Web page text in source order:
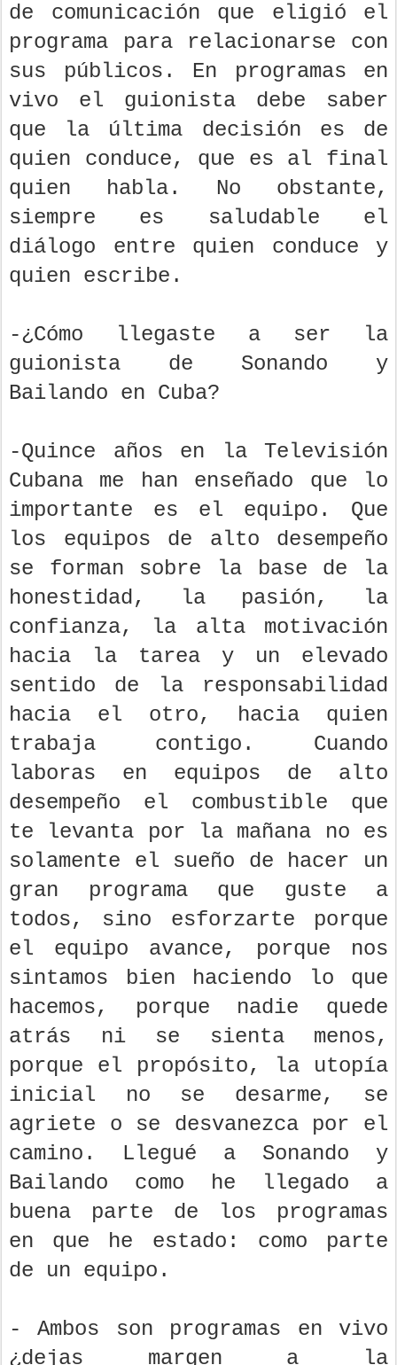
de comunicación que eligió el
programa para relacionarse con
sus públicos. En programas en
vivo el guionista debe saber
que la última decisión es de
quien conduce, que es al final
quien habla. No obstante,
siempre es saludable el
diálogo entre quien conduce y
quien escribe.
-¿Cómo llegaste a ser la
guionista de Sonando y
Bailando en Cuba?
-Quince años en la Televisión
Cubana me han enseñado que lo
importante es el equipo. Que
los equipos de alto desempeño
se forman sobre la base de la
honestidad, la pasión, la
confianza, la alta motivación
hacia la tarea y un elevado
sentido de la responsabilidad
hacia el otro, hacia quien
trabaja contigo. Cuando
laboras en equipos de alto
desempeño el combustible que
te levanta por la mañana no es
solamente el sueño de hacer un
gran programa que guste a
todos, sino esforzarte porque
el equipo avance, porque nos
sintamos bien haciendo lo que
hacemos, porque nadie quede
atrás ni se sienta menos,
porque el propósito, la utopía
inicial no se desarme, se
agriete o se desvanezca por el
camino. Llegué a Sonando y
Bailando como he llegado a
buena parte de los programas
en que he estado: como parte
de un equipo.
- Ambos son programas en vivo
¿dejas margen a la